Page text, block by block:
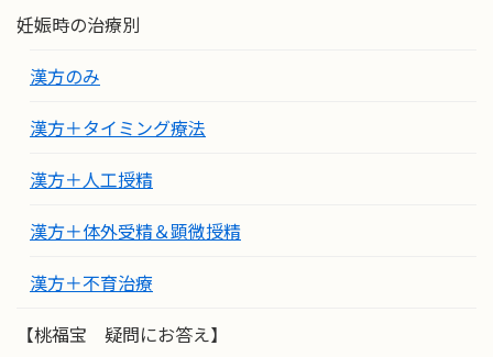
妊娠時の治療別
漢方のみ
漢方＋タイミング療法
漢方＋人工授精
漢方＋体外受精＆顕微授精
漢方＋不育治療
【桃福宝 疑問にお答え】